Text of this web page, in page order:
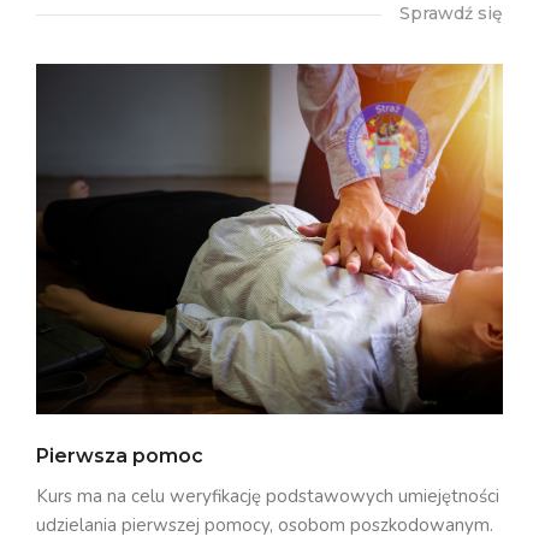
Sprawdź się
Pierwsza pomoc
Kurs ma na celu weryfikację podstawowych umiejętności
udzielania pierwszej pomocy, osobom poszkodowanym.